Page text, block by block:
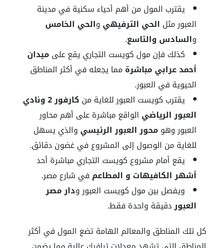
يقترب المول من أهم أحياء سكنية في مدينة
العبور مثل الحي الترفيهي والحي الخامس
والسادس والتاسع.
كذلك فإن مول كويست التجاري يقع علىميدان
أحمد عرابيمباشرة مما يجعله في أكثر المناطق
الحيوية في العبور.
يقترب كويست العبور للغاية من
كارفور 2 ونادي
العبور الرياضي الواقع مباشرة على أهم محاور
العبور وهومحور العبور الرئيسي والذي يسهل
للغاية من الوصول إلى المشروع في غضون دقائق.
يقع أمام مشروع كويست التجاري مباشرة أحد
أشهر الكافيهات و المطاعم في شارع مصر.
ويفصل بين مول كويست العبور ودار مصر
العبوردقيقة واحدة فقط.
كل تلك المناطق والمعالم الهامة تضع المول في أكثر